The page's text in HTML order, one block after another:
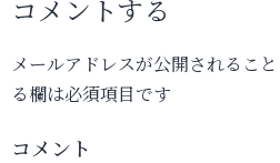
コメントする
メールアドレスが公開されること
る欄は必須項目です
コメント